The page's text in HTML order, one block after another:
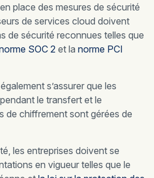
place des mesures de sécurité
de services cloud doivent
de sécurité reconnues telles que
SOC 2et la norme PCI
s’assurer que les
le transfert et le
de chiffrement sont gérées de
les entreprises doivent se
en vigueur telles que le